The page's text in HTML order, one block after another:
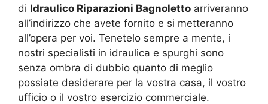
di Idraulico Riparazioni Bagnoletto arriveranno
all’indirizzo che avete fornito e si metteranno
all’opera per voi. Tenetelo sempre a mente, i
nostri specialisti in idraulica e spurghi sono
senza ombra di dubbio quanto di meglio
possiate desiderare per la vostra casa, il vostro
ufficio o il vostro esercizio commerciale.